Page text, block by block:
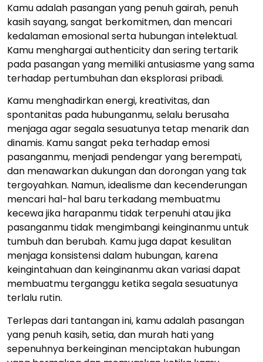
Kamu adalah pasangan yang penuh gairah, penuh
kasih sayang, sangat berkomitmen, dan mencari
kedalaman emosional serta hubungan intelektual.
Kamu menghargai authenticity dan sering tertarik
pada pasangan yang memiliki antusiasme yang sama
terhadap pertumbuhan dan eksplorasi pribadi.
Kamu menghadirkan energi, kreativitas, dan
spontanitas pada hubunganmu, selalu berusaha
menjaga agar segala sesuatunya tetap menarik dan
dinamis. Kamu sangat peka terhadap emosi
pasanganmu, menjadi pendengar yang berempati,
dan menawarkan dukungan dan dorongan yang tak
tergoyahkan. Namun, idealisme dan kecenderungan
mencari hal-hal baru terkadang membuatmu
kecewa jika harapanmu tidak terpenuhi atau jika
pasanganmu tidak mengimbangi keinginanmu untuk
tumbuh dan berubah. Kamu juga dapat kesulitan
menjaga konsistensi dalam hubungan, karena
keingintahuan dan keinginanmu akan variasi dapat
membuatmu terganggu ketika segala sesuatunya
terlalu rutin.
Terlepas dari tantangan ini, kamu adalah pasangan
yang penuh kasih, setia, dan murah hati yang
sepenuhnya berkeinginan menciptakan hubungan